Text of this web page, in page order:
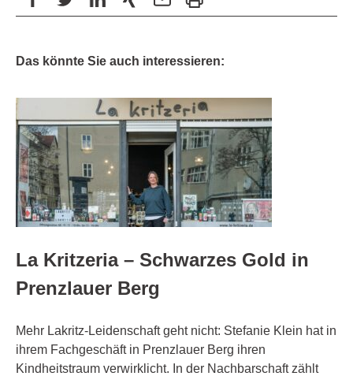
Das könnte Sie auch interessieren:
La Kritzeria – Schwarzes Gold in
Prenzlauer Berg
Mehr Lakritz-Leidenschaft geht nicht: Stefanie Klein hat in
ihrem Fachgeschäft in Prenzlauer Berg ihren
Kindheitstraum verwirklicht. In der Nachbarschaft zählt